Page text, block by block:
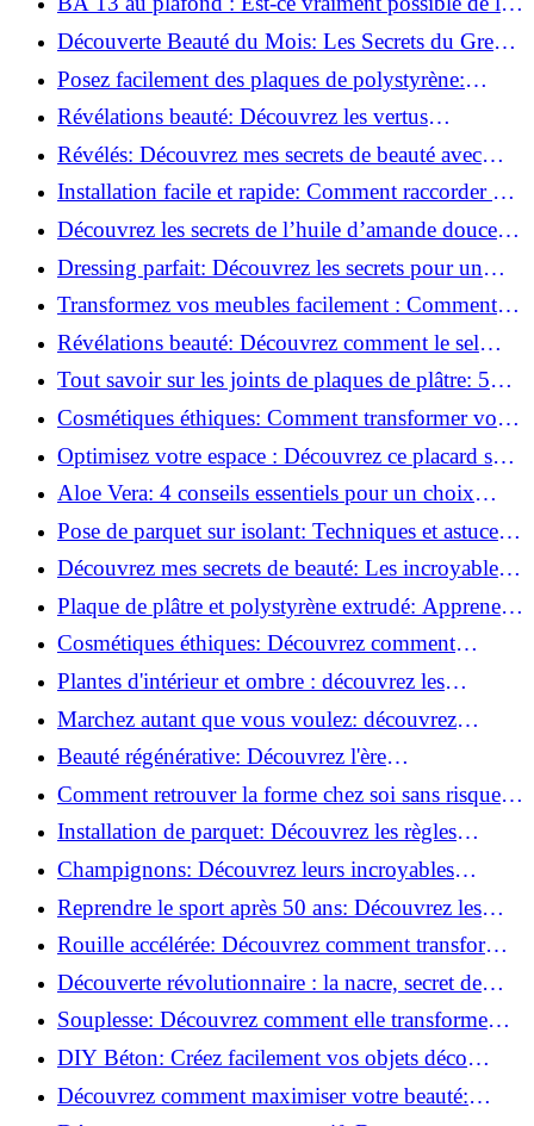
coller ?
Découverte Beauté du Mois: Les Secrets du Green
Glamour !
Posez facilement des plaques de polystyrène:
Transformez votre plafond sans effort !
Révélations beauté: Découvrez les vertus
insoupçonnées de l'huile de coco!
Révélés: Découvrez mes secrets de beauté avec
l'huile de ricin!
Installation facile et rapide: Comment raccorder un
luminaire au plafond!
Découvrez les secrets de l’huile d’amande douce :
Pourquoi vous devez l'adopter!
Dressing parfait: Découvrez les secrets pour un
rangement optimal!
Transformez vos meubles facilement : Comment
installer des roulettes en un clin d'œil !
Révélations beauté: Découvrez comment le sel
transforme votre routine!
Tout savoir sur les joints de plaques de plâtre: 5
questions clés pour comprendre les fissures!
Cosmétiques éthiques: Comment transformer votre
routine beauté!
Optimisez votre espace : Découvrez ce placard sous
rampant à portes coulissantes!
Aloe Vera: 4 conseils essentiels pour un choix
parfait!
Pose de parquet sur isolant: Techniques et astuces
pour un sol parfait!
Découvrez mes secrets de beauté: Les incroyables
vertus du raisin!
Plaque de plâtre et polystyrène extrudé: Apprenez
à les coller efficacement!
Cosmétiques éthiques: Découvrez comment
transformer votre routine beauté!
Plantes d'intérieur et ombre : découvrez les
meilleures pour votre maison !
Marchez autant que vous voulez: découvrez
pourquoi c'est bénéfique!
Beauté régénérative: Découvrez l'ère
révolutionnaire de la cosmétique verte!
Comment retrouver la forme chez soi sans risque
de blessure: Techniques et conseils sûrs!
Installation de parquet: Découvrez les règles
essentielles à respecter!
Champignons: Découvrez leurs incroyables
pouvoirs antioxydants!
Reprendre le sport après 50 ans: Découvrez les
meilleures méthodes!
Rouille accélérée: Découvrez comment transformer
la corrosion en déco tendance!
Découverte révolutionnaire : la nacre, secret de
régénération inouï !
Souplesse: Découvrez comment elle transforme
votre performance sportive!
DIY Béton: Créez facilement vos objets déco
tendance!
Découvrez comment maximiser votre beauté: